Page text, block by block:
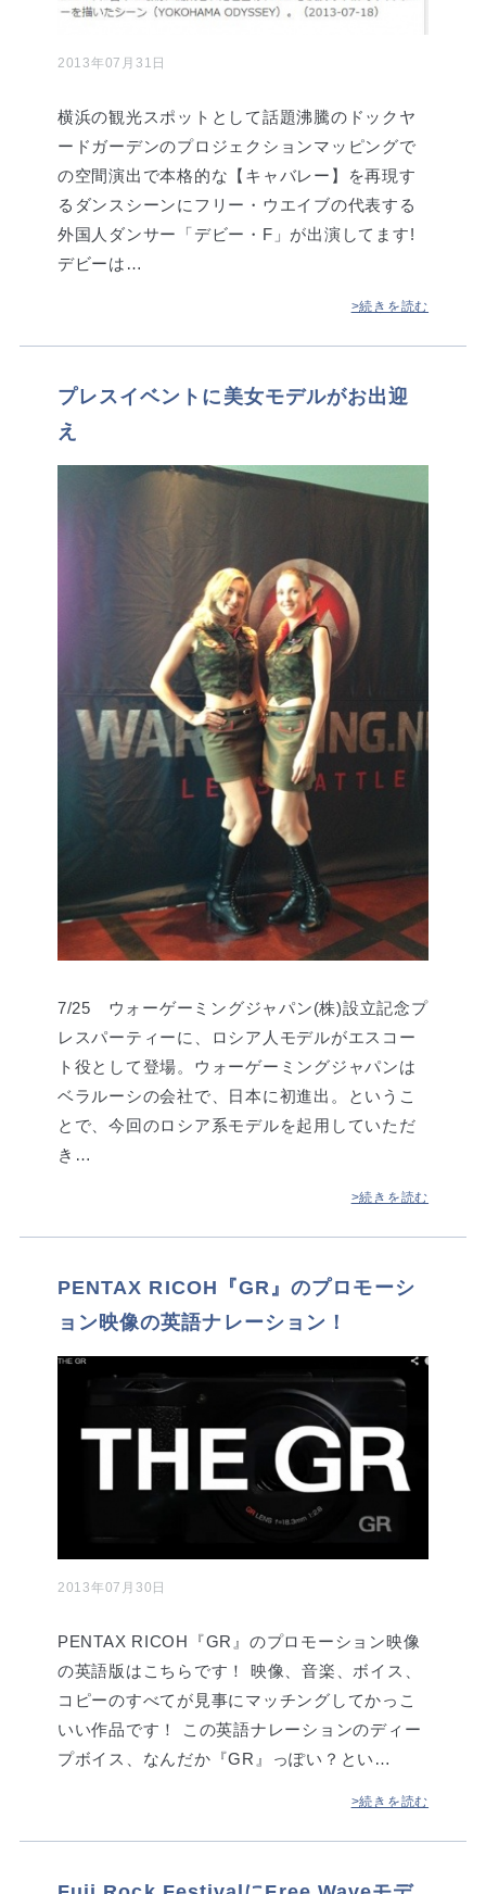
2013年07月31日
横浜の観光スポットとして話題沸騰のドックヤ
ードガーデンのプロジェクションマッピングで
の空間演出で本格的な【キャバレー】を再現す
るダンスシーンにフリー・ウエイブの代表する
外国人ダンサー「デビー・F」が出演してます!
デビーは…
>続きを読む
プレスイベントに美女モデルがお出迎
え
7/25 ウォーゲーミングジャパン(株)設立記念プ
レスパーティーに、ロシア人モデルがエスコー
ト役として登場。ウォーゲーミングジャパンは
ベラルーシの会社で、日本に初進出。というこ
とで、今回のロシア系モデルを起用していただ
き…
>続きを読む
PENTAX RICOH『GR』のプロモーシ
ョン映像の英語ナレーション！
2013年07月30日
PENTAX RICOH『GR』のプロモーション映像
の英語版はこちらです！ 映像、音楽、ボイス、
コピーのすべてが見事にマッチングしてかっこ
いい作品です！ この英語ナレーションのディー
プボイス、なんだか『GR』っぽい？とい…
>続きを読む